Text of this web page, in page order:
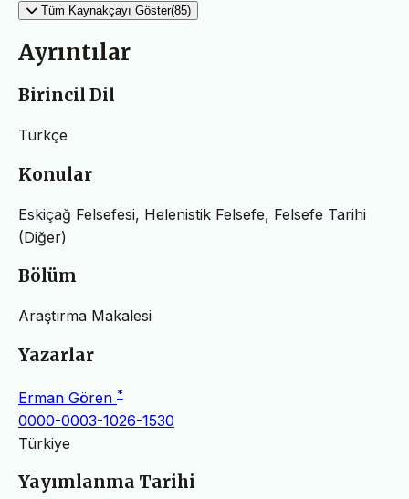
Tüm Kaynakçayı Göster(85)
Ayrıntılar
Birincil Dil
Türkçe
Konular
Eskiçağ Felsefesi, Helenistik Felsefe, Felsefe Tarihi
(Diğer)
Bölüm
Araştırma Makalesi
Yazarlar
Erman Gören *
0000-0003-1026-1530
Türkiye
Yayımlanma Tarihi